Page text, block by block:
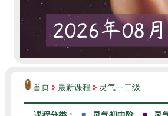
首页 最新课程 灵气一二级